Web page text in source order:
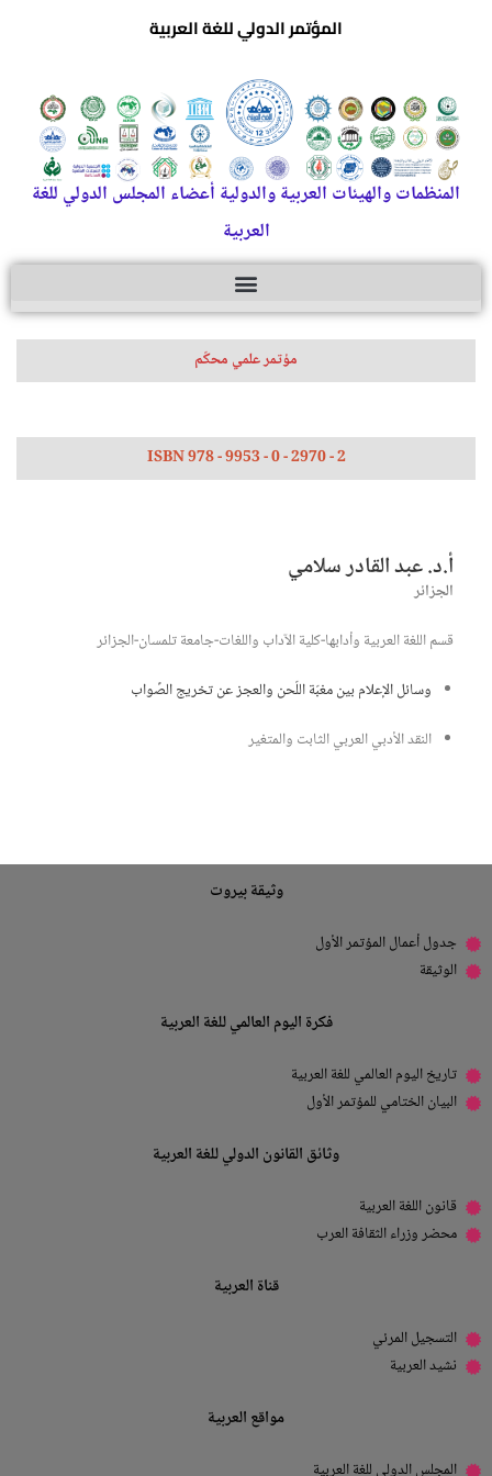
المؤتمر الدولي للغة العربية
المنظمات والهيئات العربية والدولية أعضاء المجلس الدولي للغة
العربية
مؤتمر علمي محكّم
ISBN 978 - 9953 - 0 - 2970 - 2
أ.د. عبد القادر سلامي
الجزائر
قسم اللغة العربية وأدابها-كلية الآداب واللغات-جامعة تلمسان-الجزائر
وسائل الإعلام بين مغبّة اللّحن والعجز عن تخريج الصَّواب
النقد الأدبي العربي الثابت والمتغير
وثيقة بيروت
جدول أعمال المؤتمر الأول
الوثيقة
فكرة اليوم العالمي للغة العربية
تاريخ اليوم العالمي للغة العربية
البيان الختامي للمؤتمر الأول
وثائق القانون الدولي للغة العربية
قانون اللغة العربية
محضر وزراء الثقافة العرب
قناة العربية
التسجيل المرئي
نشيد العربية
مواقع العربية
المجلس الدولي للغة العربية